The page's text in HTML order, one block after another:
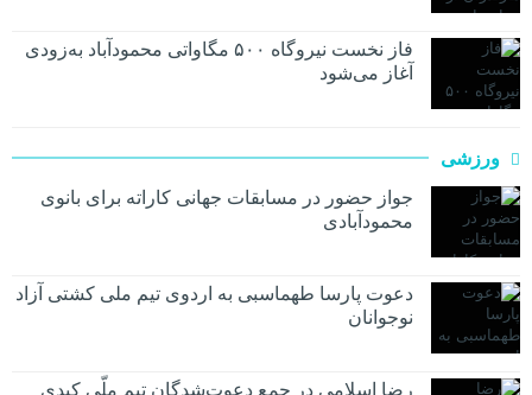
فاز نخست نیروگاه ۵۰۰ مگاواتی محمودآباد به‌زودی
آغاز می‌شود
ورزشی
جواز حضور در مسابقات جهانی کاراته برای بانوی
محمودآبادی
دعوت پارسا طهماسبی به اردوی تیم ملی کشتی آزاد
نوجوانان
رضا اسلامی در جمع دعوت‌شدگان تیم ملّی کبدی